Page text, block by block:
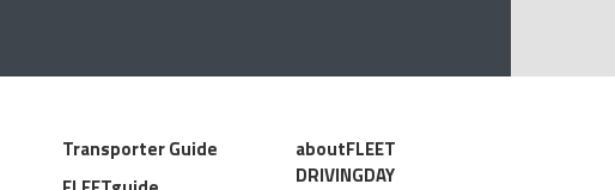
Transporter Guide
aboutFLEET
DRIVINGDAY